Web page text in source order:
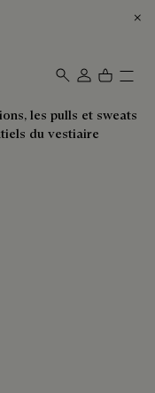
les pulls et sweats
du vestiaire